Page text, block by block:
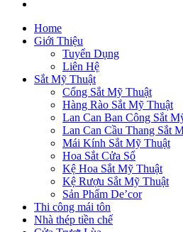
Home
Giới Thiệu
Tuyển Dụng
Liên Hệ
Sắt Mỹ Thuật
Cổng Sắt Mỹ Thuật
Hàng Rào Sắt Mỹ Thuật
Lan Can Ban Công Sắt
Lan Can Cầu Thang Sắt
Mái Kính Sắt Mỹ Thuật
Hoa Sắt Cửa Sổ
Kệ Hoa Sắt Mỹ Thuật
Kệ Rượu Sắt Mỹ Thuật
Sản Phẩm De’cor
Thi công mái tôn
Nhà thép tiền chế